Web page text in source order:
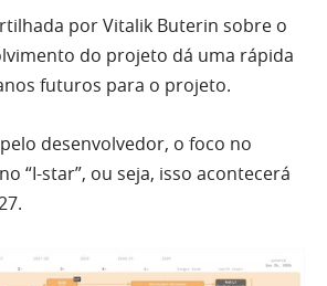
por Vitalik Buterin sobre o
do projeto dá uma rápida
futuros para o projeto.
desenvolvedor, o foco no
“I-star”, ou seja, isso acontecerá